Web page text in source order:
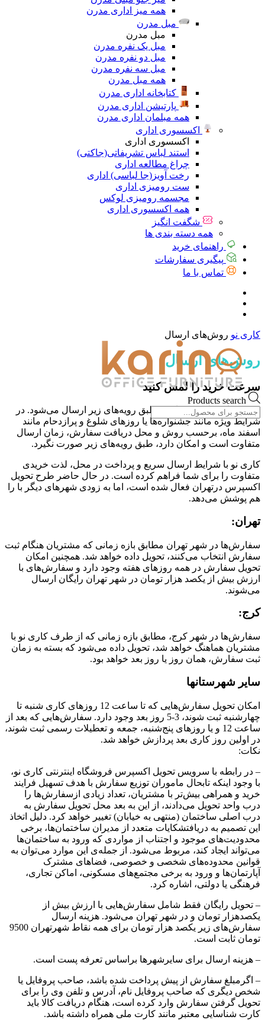
همه میز اداری مدرن
مبل مدرن
مبل مدرن
مبل یک نفره مدرن
مبل دو نفره مدرن
مبل سه نفره مدرن
همه مبل مدرن
کتابخانه اداری مدرن
پارتیشن اداری مدرن
همه مبلمان اداری مدرن
اکسسوری اداری
اکسسوری اداری
استند لباس تشریفاتی(جاکتی)
چراغ مطالعه اداری
رخت آویز(جا لباسی) اداری
ست رومیزی اداری
مجسمه رومیزی لوکس
همه اکسسوری اداری
شگفت انگیز
همه دسته بندی ها
راهنمای خرید
پیگیری سفارشات
تماس با ما
Products search
کاری نو روش‌های ارسال
روش‌های ارسال
سرعت خرید را لمس کنید
در روزهای عادی، سفارش‌ طبق رویه‌های زیر ارسال می‌شود. در
شرایط ویژه مانند جشنواره‌ها یا روزهای شلوغ و پرازدحام مانند
اسفند ماه، برحسب روش و محل دریافت سفارش، زمان ارسال
متفاوت است و امکان دارد، طبق رویه‌های زیر صورت نگیرد.
کاری نو با شرایط ارسال سریع‌ و پرداخت در محل، لذت خریدی
متفاوت را برای شما فراهم کرده است. در حال حاضر طرح تحویل
اکسپرس درتهران فعال شده است، اما به زودی شهرهای دیگر با را
هم پوشش می‌دهد.
تهران:
سفارش‌ها در شهر تهران مطابق بازه زمانی که مشتریان هنگام ثبت
سفارش انتخاب می‌کنند، تحویل داده خواهد شد. همچنین امکان
تحویل سفارش در همه روزهای هفته وجود دارد و سفارش‌‌‌‌های با
ارزش بیش از یکصد هزار تومان در شهر تهران رایگان ارسال
می‌شوند.
کرج:
سفارش‌ها در شهر کرج، مطابق بازه زمانی که از طرف کاری نو با
مشتریان هماهنگ خواهد شد، تحویل داده می‌شود که بسته به زمان
ثبت سفارش، همان روز یا روز بعد خواهد بود.
سایر شهرستانها
امکان تحویل سفارش‌هایی که تا ساعت 12 روزهای کاری شنبه تا
چهارشنبه ثبت شوند، 3-5 روز بعد وجود دارد. سفارش‌هایی که بعد از
ساعت 12 و یا روزهای پنج‌شنبه، جمعه و تعطیلات رسمی ثبت شوند،
در اولین روز کاری بعد پردازش خواهد شد.
نکات:
– در رابطه با سرویس تحویل اکسپرس فروشگاه اینترنتی کاری نو،
با وجود اینکه تابحال ماموران توزیع سفارش با هدف تسهیل فرایند
خرید و همراهی بیش‌تر با مشتریان، تعداد زیادی ازسفارش‌ها را
درب واحد تحویل می‌دادند، از این به بعد محل تحویل سفارش به
درب اصلی ساختمان (منتهی به خیابان) تغییر خواهد کرد. دلیل اتخاذ
این تصمیم به دریافتشکایات متعدد از مدیران ساختمان‌ها، برخی
محدودیت‌های موجود و اجتناب از مواردی که ورود به ساختمان‌ها
می‌تواند ایجاد کند، مربوط می‌شود. از جمله‌ی این موارد می‌توان به
قوانین محدوده‌های شخصی و خصوصی، فضاهای مشترک
آپارتمان‌ها و ورود به برخی مجتمع‌های مسکونی، اماکن تجاری،
فرهنگی یا دولتی، اشاره کرد.
– تحویل رایگان فقط شامل سفارش‌‌‌‌هایی با ارزش بیش از
یکصدهزار تومان و در شهر تهران می‌شود. هزینه ارسال
سفارش‌های زیر یکصد هزار تومان برای همه نقاط شهرتهران 9500
تومان ثابت است.
– هزینه ارسال برای سایرشهرها براساس تعرفه پست است.
– اگرمبلغ سفارش از پیش پرداخت شده باشد، صاحب پروفایل یا
شخص دیگری که صاحب پروفایل نام، آدرس و تلفن وی را برای
تحویل گرفتن سفارش وارد کرده است، هنگام دریافت کالا باید
کارت شناسایی معتبر مانند کارت ملی همراه داشته باشد.